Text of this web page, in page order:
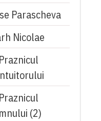
Parascheva
Nicolae
(2)